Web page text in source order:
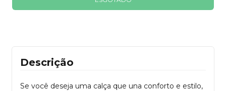
Descrição
Se você deseja uma calça que una conforto e estilo,